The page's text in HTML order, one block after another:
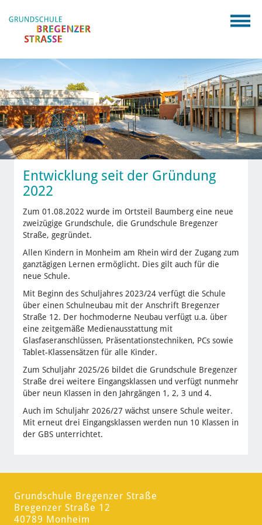
Entwicklung seit der Gründung
2022
Zum 01.08.2022 wurde im Ortsteil Baumberg eine neue
zweizügige Grundschule, die Grundschule Bregenzer
Straße, gegründet.
Allen Kindern in Monheim am Rhein wird der Zugang zum
ganztägigen Lernen ermöglicht. Dies gilt auch für die
neue Schule.
Mit Beginn des Schuljahres 2023/24 verfügt die Schule
über einen Schulneubau mit der Anschrift Bregenzer
Straße 12. Der hochmoderne Neubau verfügt u.a. über
eine zeitgemäße Medienausstattung mit
Glasfaseranschlüssen, Präsentationstechniken, PCs sowie
Tablet-Klassensätzen für alle Kinder.
Zum Schuljahr 2025/26 bildet die Grundschule Bregenzer
Straße drei weitere Eingangsklassen und verfügt nunmehr
über neun Klassen in den Jahrgängen 1, 2, 3 und 4.
Auch im Schuljahr 2026/27 wächst unsere Schule weiter.
Mit erneut drei Eingangsklassen werden nun 10 Klassen in
der GBS unterrichtet.
Grundschule Bregenzer Straße
Bregenzer Straße 12
40789 Monheim